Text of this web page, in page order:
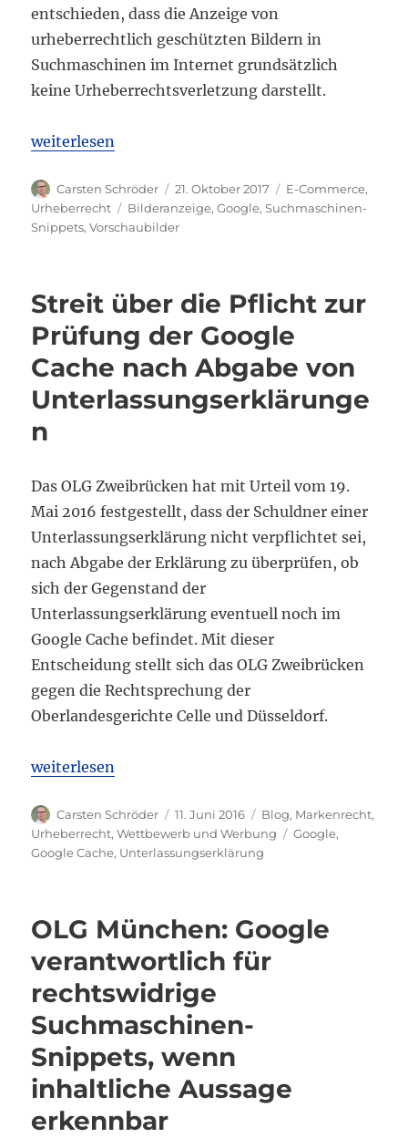
entschieden, dass die Anzeige von
urheberrechtlich geschützten Bildern in
Suchmaschinen im Internet grundsätzlich
keine Urheberrechtsverletzung darstellt.
„BGH: Keine Urheberrechtsverletzung durch
weiterlesen
Autor
Carsten Schröder
Veröffentlicht
am
21. Oktober 2017 Kategorien
E-Commerce,
Urheberrecht
Schlagwörter
Bilderanzeige,Google,Suchmaschinen-
Snippets,Vorschaubilder
Streit über die Pflicht zur
Prüfung der Google
Cache nach Abgabe von
Unterlassungserklärunge
n
Das OLG Zweibrücken hat mit Urteil vom 19.
Mai 2016 festgestellt, dass der Schuldner einer
Unterlassungserklärung nicht verpflichtet sei,
nach Abgabe der Erklärung zu überprüfen, ob
sich der Gegenstand der
Unterlassungserklärung eventuell noch im
Google Cache befindet. Mit dieser
Entscheidung stellt sich das OLG Zweibrücken
gegen die Rechtsprechung der
Oberlandesgerichte Celle und Düsseldorf.
„Streit über die Pflicht zur Prüfung der Google
weiterlesen
Autor
Carsten Schröder
Veröffentlicht
am
11. Juni 2016 Kategorien
Blog, Markenrecht,
Urheberrecht,Wettbewerb und Werbung Schlagwörter
Google,
Google Cache, Unterlassungserklärung
OLG München: Google
verantwortlich für
rechtswidrige
Suchmaschinen-
Snippets, wenn
inhaltliche Aussage
erkennbar